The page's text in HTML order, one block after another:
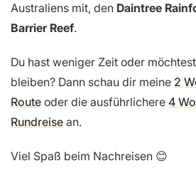
Australiens mit, den Daintree
Barrier Reef.
Du hast weniger Zeit oder
bleiben? Dann schau dir meine 2
Route oder die ausführlichere 4
Rundreise an.
Viel Spaß beim Nachreisen 😊